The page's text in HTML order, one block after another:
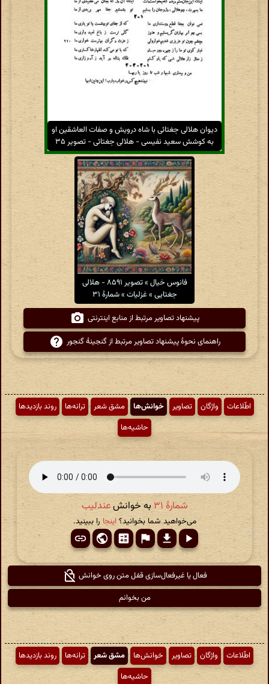
دیوان هلالی جغتائی با شاه درویش و صفات العاشقین او
به کوشش سعید نفیسی - هلالی جغتائی - تصویر ۳۵
فانوس خیال » تصویر ۸۵۹۱ - هلالی
جغتایی » غزلیات » شمارهٔ ۳۱
پیشنهاد تصاویر مرتبط از منابع اینترنتی
راهنمای نحوهٔ پیشنهاد تصاویر مرتبط از گنجینهٔ گنجور
اطّلاعات واژگان تصاویر خوانش‌ها مشق شعر ترانه‌ها
روند بازدیدها
حاشیه‌ها
شمارهٔ ۳۱ به خوانشعندلیب
می‌خواهید شما بخوانید؟اینجا را ببینید.
فعال یا غیرفعال‌سازی قفل متن روی خوانش
من بخوانم
اطّلاعات واژگان تصاویر خوانش‌ها مشق شعر ترانه‌ها
روند بازدیدها
حاشیه‌ها